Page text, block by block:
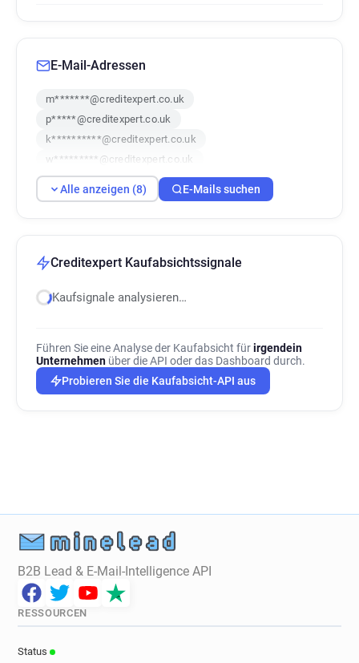
E-Mail-Adressen
m*******@creditexpert.co.uk
p*****@creditexpert.co.uk
k**********@creditexpert.co.uk
w*********@creditexpert.co.uk
j******@creditexpert.co.uk
q********@creditexpert.co.uk
Alle anzeigen (8) E-Mails suchen
Creditexpert Kaufabsichtssignale
Kaufsignale analysieren…
Führen Sie eine Analyse der Kaufabsicht fürirgendein
Unternehmen über die API oder das Dashboard durch.
Probieren Sie die Kaufabsicht-API aus
B2B Lead & E-Mail-Intelligence API
RESSOURCEN
Status